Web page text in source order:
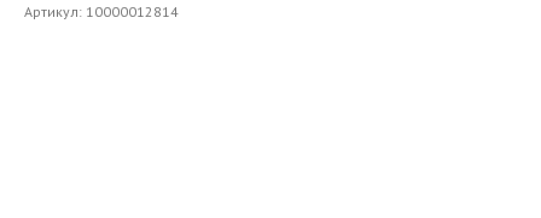
Артикул: 10000012814